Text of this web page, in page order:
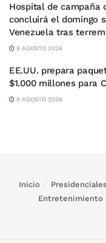
Hospital de campaña
concluirá el domingo
Venezuela tras
8 AGOSTO 2026
EE.UU. prepara
$1.000 millones para
8 AGOSTO 2026
Inicio
Entretenimiento